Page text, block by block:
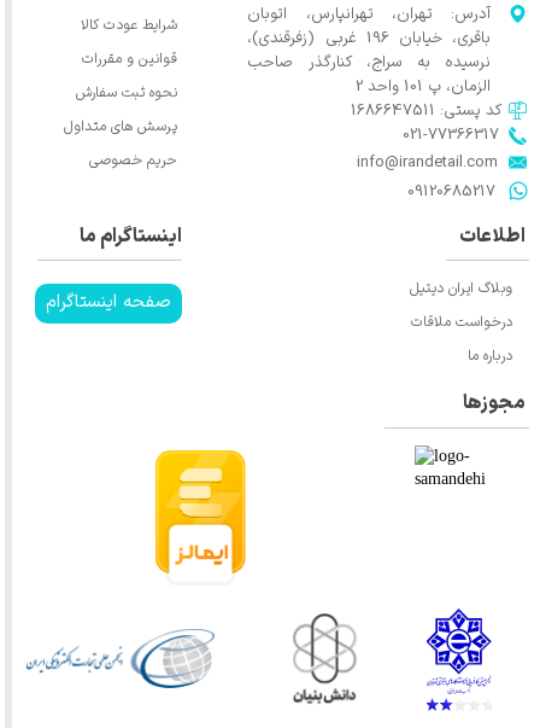
آدرس: تهران، تهرانپارس، اتوبان
باقری، خیابان 196 غربی (زفرقندی)،
نرسیده به سراج، کنارگذر صاحب
الزمان، پ 101 واحد 2
​​​​​​​info@irandetail.com
021-77366317​​​​​​​​​​​​​​​​​​​​​
​​​​​​​09120685217​​​​​​​
کد پستی: 1686647511
اینستاگرام ما
صفحه اینستاگرام
اطلاعات
وبلاگ ایران دیتیل
درخواست ملاقات
درباره ما
شرایط عودت کالا
قوانین و مقررات
نحوه ثبت سفارش
پرسش های متداول
حریم خصوصی
مجوزها